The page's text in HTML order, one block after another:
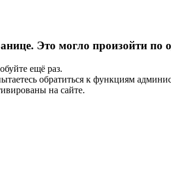
Это могло произойти по
ещё раз.
обратиться к функциям
на сайте.